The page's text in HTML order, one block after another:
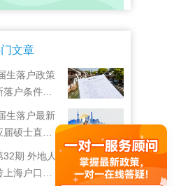
门文章
生落户政策
户条件及
生落户最新
硕士直接
32期 外地人
海户口攻